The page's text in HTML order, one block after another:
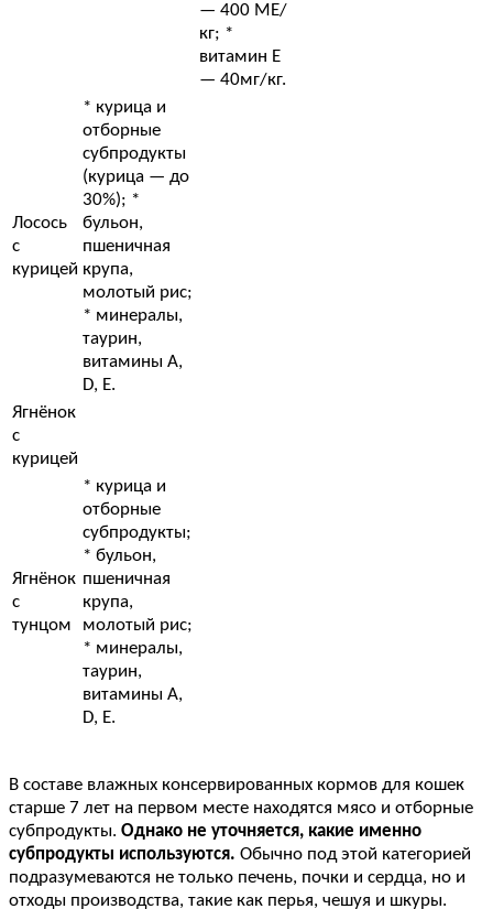
— 400 МЕ/
кг; *
витамин Е
— 40мг/кг.
Лосось
с
курицей
* курица и
отборные
субпродукты
(курица — до
30%); *
бульон,
пшеничная
крупа,
молотый рис;
* минералы,
таурин,
витамины А,
D, Е.
Ягнёнок
с
курицей
Ягнёнок
с
тунцом
* курица и
отборные
субпродукты;
* бульон,
пшеничная
крупа,
молотый рис;
* минералы,
таурин,
витамины А,
D, Е.
В составе влажных консервированных кормов для кошек
старше 7 лет на первом месте находятся мясо и отборные
субпродукты. Однако не уточняется, какие именно
субпродукты используются. Обычно под этой категорией
подразумеваются не только печень, почки и сердца, но и
отходы производства, такие как перья, чешуя и шкуры.